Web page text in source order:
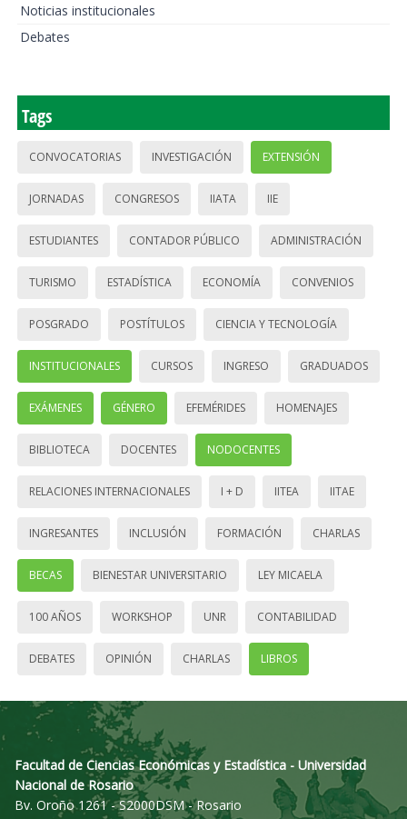
Noticias institucionales
Debates
Tags
CONVOCATORIAS INVESTIGACIÓN EXTENSIÓN
JORNADAS CONGRESOS IIATA IIE
ESTUDIANTES CONTADOR PÚBLICO ADMINISTRACIÓN
TURISMO ESTADÍSTICA ECONOMÍA CONVENIOS
POSGRADO POSTÍTULOS CIENCIA Y TECNOLOGÍA
INSTITUCIONALES CURSOS INGRESO GRADUADOS
EXÁMENES GÉNERO EFEMÉRIDES HOMENAJES
BIBLIOTECA DOCENTES NODOCENTES
RELACIONES INTERNACIONALES I + D IITEA IITAE
INGRESANTES INCLUSIÓN FORMACIÓN CHARLAS
BECAS BIENESTAR UNIVERSITARIO LEY MICAELA
100 AÑOS WORKSHOP UNR CONTABILIDAD
DEBATES OPINIÓN CHARLAS LIBROS
Facultad de Ciencias Económicas y Estadística - Universidad
Nacional de Rosario
Bv. Oroño 1261 - S2000DSM - Rosario